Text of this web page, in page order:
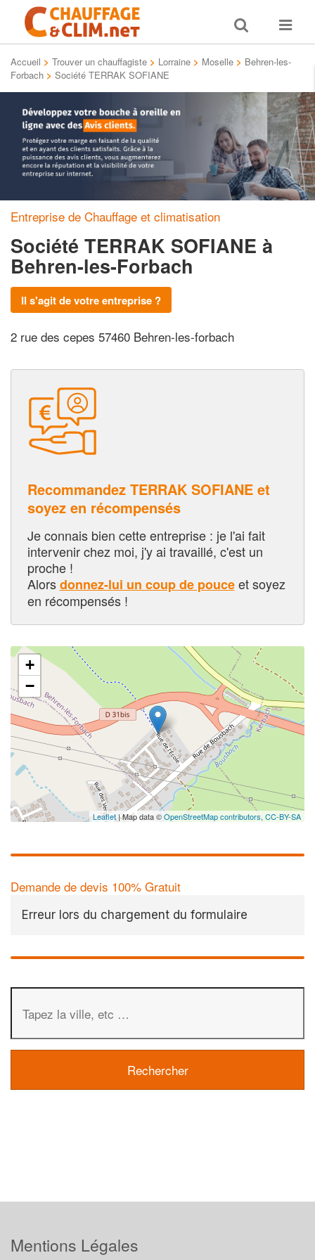
Toggle
search
Toggle
Accueil > Trouver un chauffagiste > Lorraine > Moselle > Behren-les-
Forbach > Société TERRAK SOFIANE
Entreprise de Chauffage et climatisation
Société TERRAK SOFIANE à
Behren-les-Forbach
Il s'agit de votre entreprise ?
2 rue des cepes 57460 Behren-les-forbach
Recommandez TERRAK SOFIANE et
soyez en récompensés
Je connais bien cette entreprise : je l'ai fait
intervenir chez moi, j'y ai travaillé, c'est un
proche !
Alorsdonnez-lui un coup de pouceet soyez
en récompensés !
+
−
Leaflet| Map data ©OpenStreetMap contributors, CC-BY-SA
Demande de devis 100% Gratuit
Erreur lors du chargement du formulaire
Mentions Légales